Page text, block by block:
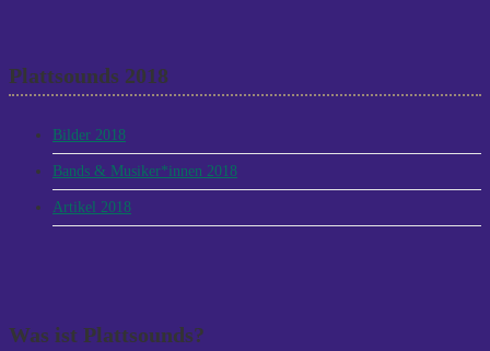
Plattsounds 2018
Bilder 2018
Bands & Musiker*innen 2018
Artikel 2018
Was ist Plattsounds?